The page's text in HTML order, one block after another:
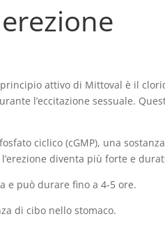
attivo di Mittoval è il
l’eccitazione sessuale.
ciclico (cGMP), una
diventa più forte e
e può durare fino a 4-5 ore.
di cibo nello stomaco.